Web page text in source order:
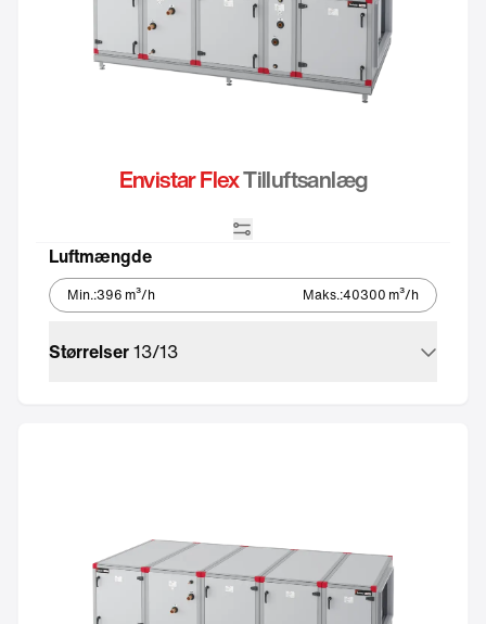
Envistar FlexTilluftsanlæg
Luftmængde
Min.:396 m³/h Maks.:40300 m³/h
Størrelser13/13